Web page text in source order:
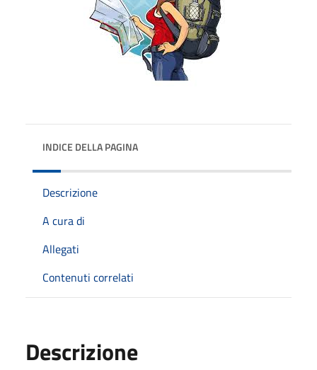
INDICE DELLA PAGINA
Descrizione
A cura di
Allegati
Contenuti correlati
Descrizione